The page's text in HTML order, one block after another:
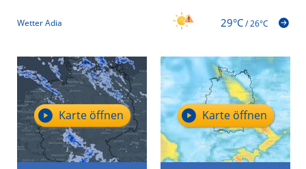
Wetter Adia 29°C/26°C
Karte öffnen Karte öffnen